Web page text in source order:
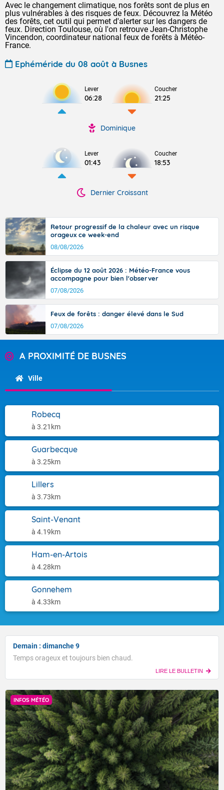
Avec le changement climatique, nos forêts sont de plus en
plus vulnérables à des risques de feux. Découvrez la Météo
des forêts, cet outil qui permet d'alerter sur les dangers de
feux. Direction Toulouse, où l'on retrouve Jean-Christophe
Vincendon, coordinateur national feux de forêts à Météo-
France.
Ephéméride du 08 août à Busnes
Lever
06:28
Coucher
21:25
Dominique
Lever
01:43
Coucher
18:53
Dernier Croissant
Retour progressif de la chaleur avec un risque
orageux ce week-end
08/08/2026
Éclipse du 12 août 2026 : Météo-France vous
accompagne pour bien l'observer
07/08/2026
Feux de forêts : danger élevé dans le Sud
07/08/2026
A PROXIMITÉ DE BUSNES
Ville
Robecq
à 3.21km
Guarbecque
à 3.25km
Lillers
à 3.73km
Saint-Venant
à 4.19km
Ham-en-Artois
à 4.28km
Gonnehem
à 4.33km
Demain : dimanche 9
Temps orageux et toujours bien chaud.
LIRE LE BULLETIN
INFOS MÉTÉO